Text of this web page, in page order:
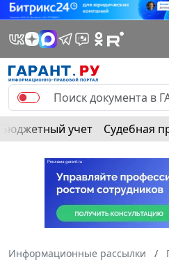
Бюджетный учет Судебная
Информационные рассылки